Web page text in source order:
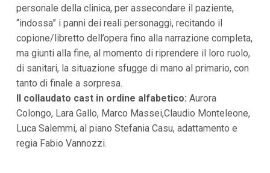
i
n
o
d
o
personale della clinica, per assecondare il paziente,
“indossa” i panni dei reali personaggi, recitando il
copione/libretto dell’opera fino alla narrazione completa,
ma giunti alla fine, al momento di riprendere il loro ruolo,
di sanitari, la situazione sfugge di mano al primario, con
tanto di finale a sorpresa.
Il collaudato cast in ordine alfabetico: Aurora
Colongo, Lara Gallo, Marco Massei,Claudio Monteleone,
Luca Salemmi, al piano Stefania Casu, adattamento e
regia Fabio Vannozzi.